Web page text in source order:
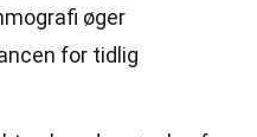
øger
for tidlig